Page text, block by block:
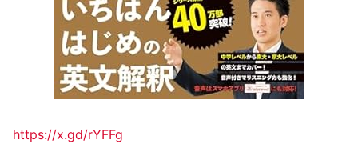
https://x.gd/rYFFg